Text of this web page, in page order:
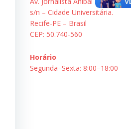
s/n – Cidade Universitária.
Recife-PE – Brasil
CEP: 50.740-560
Horário
Segunda–Sexta: 8:00–18:00